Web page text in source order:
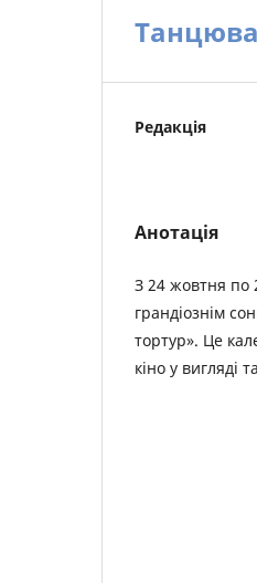
Редакція
Анотація
З 24 жовтня по
грандіознім
тортур». Це
кіно у вигляді